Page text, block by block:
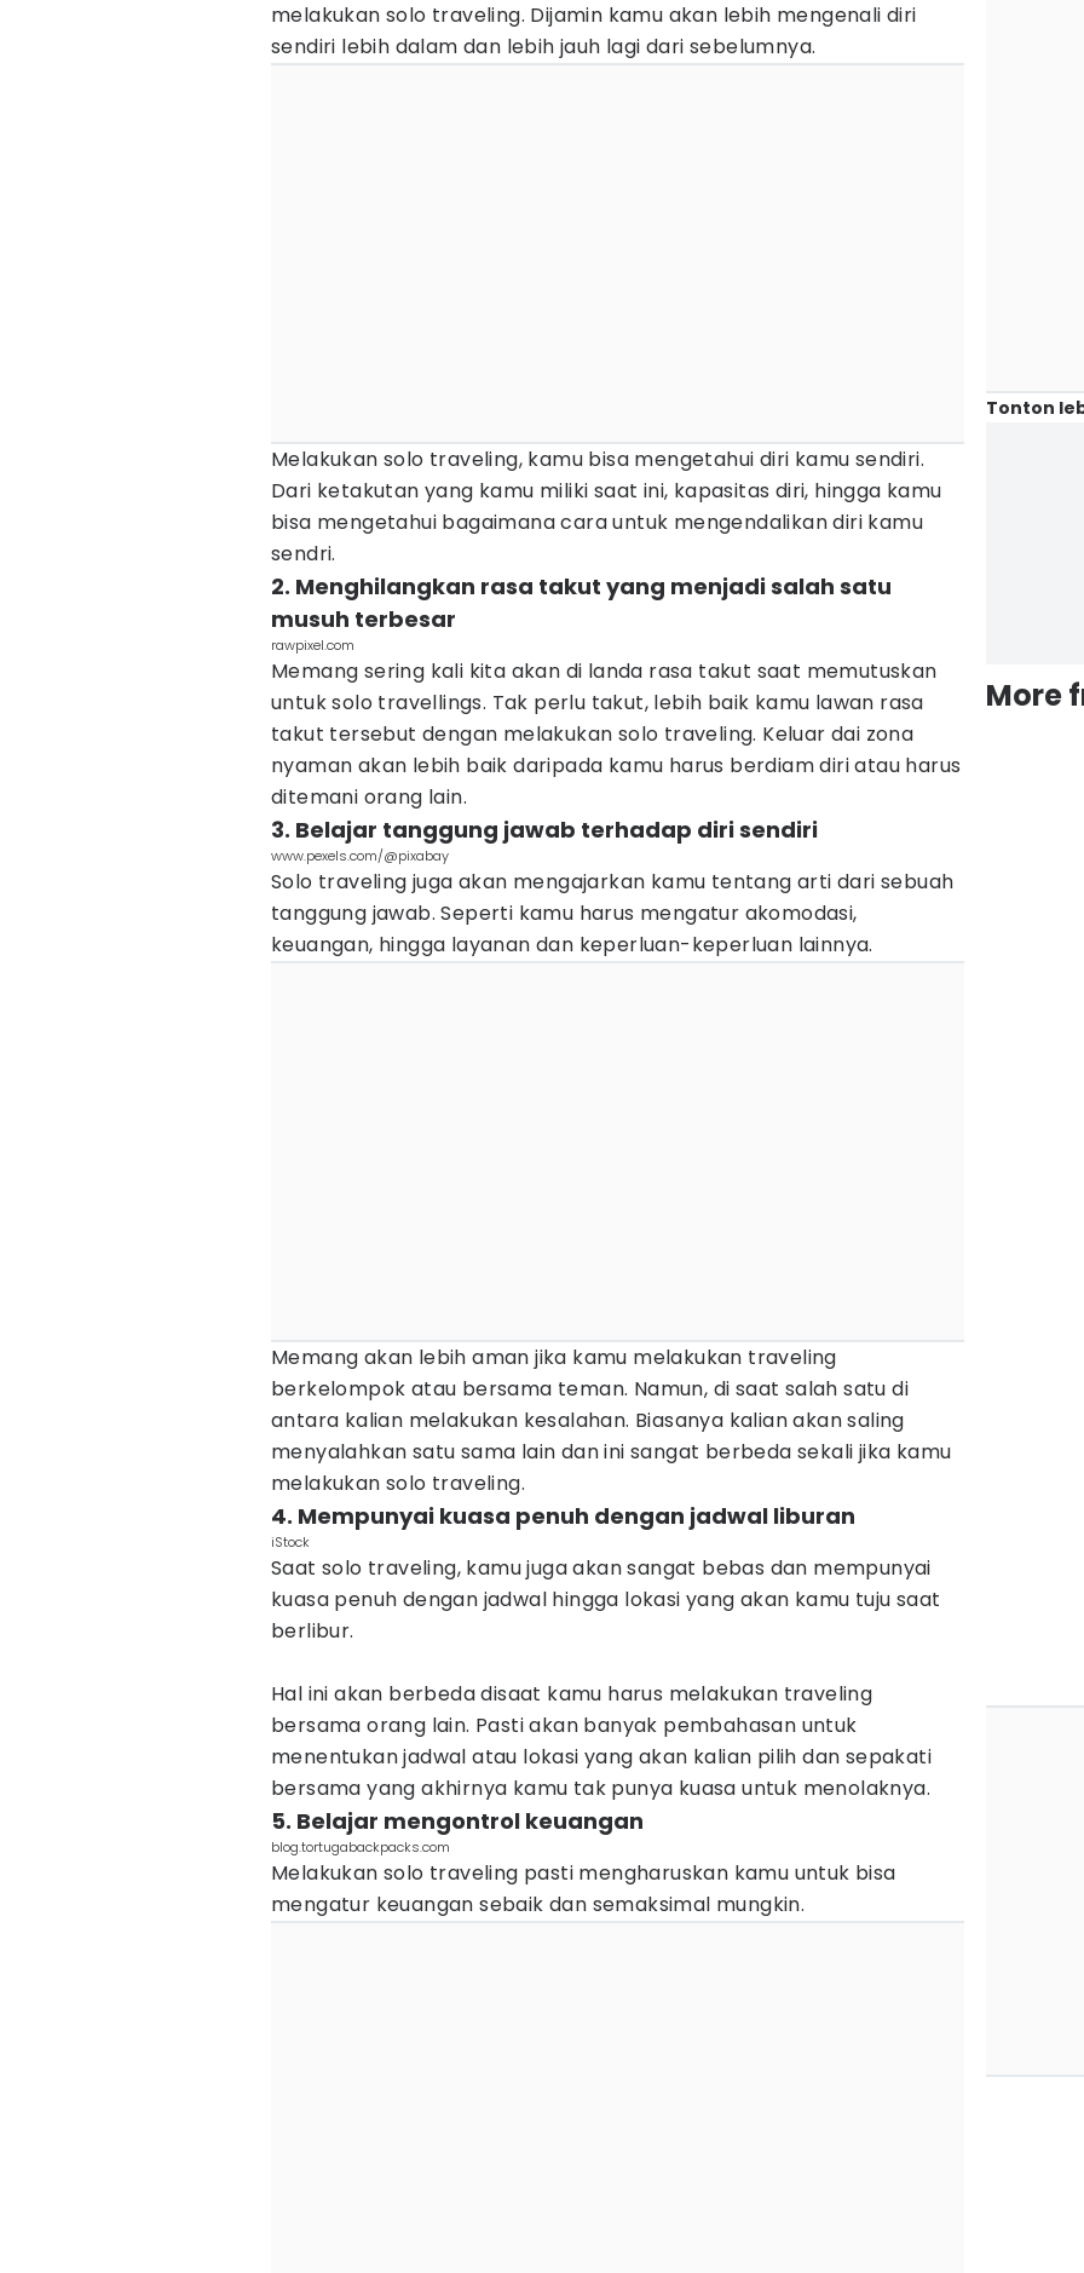
melakukan solo traveling. Dijamin kamu akan lebih mengenali diri
sendiri lebih dalam dan lebih jauh lagi dari sebelumnya.
Melakukan solo traveling, kamu bisa mengetahui diri kamu sendiri.
Dari ketakutan yang kamu miliki saat ini, kapasitas diri, hingga kamu
bisa mengetahui bagaimana cara untuk mengendalikan diri kamu
sendri.
2. Menghilangkan rasa takut yang menjadi salah satu
musuh terbesar
rawpixel.com
Memang sering kali kita akan di landa rasa takut saat memutuskan
untuk solo travellings. Tak perlu takut, lebih baik kamu lawan rasa
takut tersebut dengan melakukan solo traveling. Keluar dai zona
nyaman akan lebih baik daripada kamu harus berdiam diri atau harus
ditemani orang lain.
3. Belajar tanggung jawab terhadap diri sendiri
www.pexels.com/@pixabay
Solo traveling juga akan mengajarkan kamu tentang arti dari sebuah
tanggung jawab. Seperti kamu harus mengatur akomodasi,
keuangan, hingga layanan dan keperluan-keperluan lainnya.
Memang akan lebih aman jika kamu melakukan traveling
berkelompok atau bersama teman. Namun, di saat salah satu di
antara kalian melakukan kesalahan. Biasanya kalian akan saling
menyalahkan satu sama lain dan ini sangat berbeda sekali jika kamu
melakukan solo traveling.
4. Mempunyai kuasa penuh dengan jadwal liburan
iStock
Saat solo traveling, kamu juga akan sangat bebas dan mempunyai
kuasa penuh dengan jadwal hingga lokasi yang akan kamu tuju saat
berlibur.
Hal ini akan berbeda disaat kamu harus melakukan traveling
bersama orang lain. Pasti akan banyak pembahasan untuk
menentukan jadwal atau lokasi yang akan kalian pilih dan sepakati
bersama yang akhirnya kamu tak punya kuasa untuk menolaknya.
5. Belajar mengontrol keuangan
blog.tortugabackpacks.com
Melakukan solo traveling pasti mengharuskan kamu untuk bisa
mengatur keuangan sebaik dan semaksimal mungkin.
Tonton
More